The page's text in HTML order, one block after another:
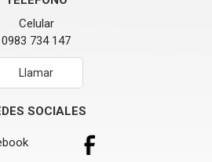
Celular
0983 734 147
Llamar
SOCIALES